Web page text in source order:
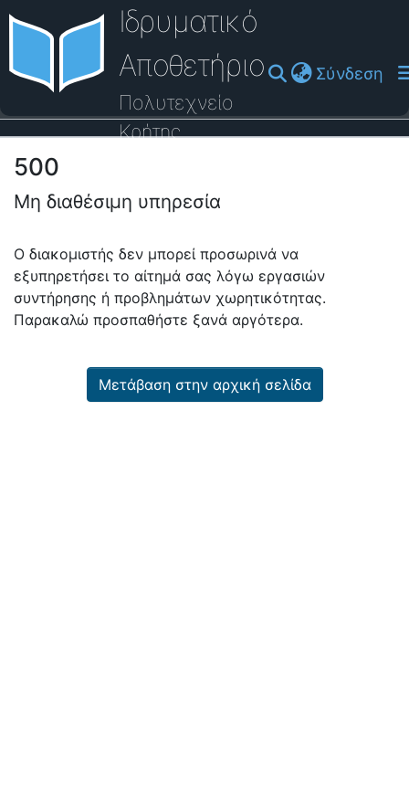
Ιδρυματικό
Αποθετήριο
Πολυτεχνείο
Κρήτης
Σύνδεση
Οδηγός Βοήθειας
500
Μη διαθέσιμη υπηρεσία
Ο διακομιστής δεν μπορεί προσωρινά να
εξυπηρετήσει το αίτημά σας λόγω εργασιών
συντήρησης ή προβλημάτων χωρητικότητας.
Παρακαλώ προσπαθήστε ξανά αργότερα.
Μετάβαση στην αρχική σελίδα